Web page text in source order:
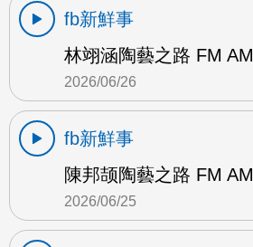
fb新鮮事
林翊涵陶藝之路 FM AM
2026/06/26
fb新鮮事
陳邦颉陶藝之路 FM AM
2026/06/25